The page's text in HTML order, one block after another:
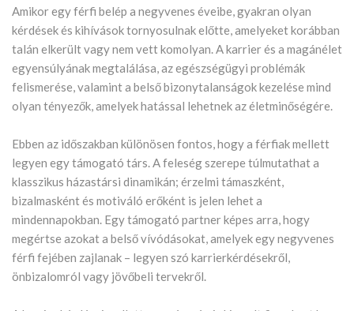
Amikor egy férfi belép a negyvenes éveibe, gyakran olyan
kérdések és kihívások tornyosulnak előtte, amelyeket korábban
talán elkerült vagy nem vett komolyan. A karrier és a magánélet
egyensúlyának megtalálása, az egészségügyi problémák
felismerése, valamint a belső bizonytalanságok kezelése mind
olyan tényezők, amelyek hatással lehetnek az életminőségére.
Ebben az időszakban különösen fontos, hogy a férfiak mellett
legyen egy támogató társ. A feleség szerepe túlmutathat a
klasszikus házastársi dinamikán; érzelmi támaszként,
bizalmasként és motiváló erőként is jelen lehet a
mindennapokban. Egy támogató partner képes arra, hogy
megértse azokat a belső vívódásokat, amelyek egy negyvenes
férfi fejében zajlanak – legyen szó karrierkérdésekről,
önbizalomról vagy jövőbeli tervekről.